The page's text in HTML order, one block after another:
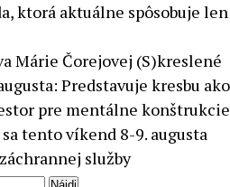
ktorá aktuálne spôsobuje len
Márie Čorejovej (S)kreslené
Predstavuje kresbu ako
pre mentálne konštrukcie
tento víkend 8-9. augusta
služby